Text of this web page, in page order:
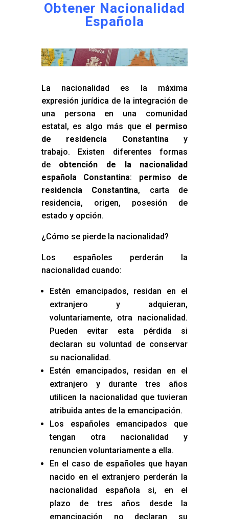
Obtener Nacionalidad
Española
La nacionalidad es la máxima
expresión jurídica de la integración de
una persona en una comunidad
estatal, es algo más que el permiso
de residencia Constantinay
trabajo. Existen diferentes formas
de obtención de la nacionalidad
española Constantina: permiso de
residencia Constantina, carta de
residencia, origen, posesión de
estado y opción.
¿Cómo se pierde la nacionalidad?
Los españoles perderán la
nacionalidad cuando:
Estén emancipados, residan en el
extranjero y adquieran,
voluntariamente, otra nacionalidad.
Pueden evitar esta pérdida si
declaran su voluntad de conservar
su nacionalidad.
Estén emancipados, residan en el
extranjero y durante tres años
utilicen la nacionalidad que tuvieran
atribuida antes de la emancipación.
Los españoles emancipados que
tengan otra nacionalidad y
renuncien voluntariamente a ella.
En el caso de españoles que hayan
nacido en el extranjero perderán la
nacionalidad española si, en el
plazo de tres años desde la
emancipación no declaran su